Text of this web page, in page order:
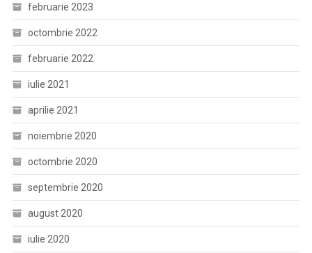
februarie 2023
octombrie 2022
februarie 2022
iulie 2021
aprilie 2021
noiembrie 2020
octombrie 2020
septembrie 2020
august 2020
iulie 2020